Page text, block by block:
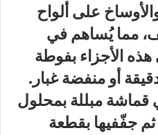
على ألواح
مما يُساهم في
الأجزاء بفوطة
أو منفضة غبار.
مبللة بمحلول
جفّفيها بقطعة